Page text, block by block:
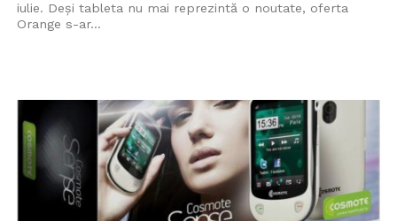
iulie. Deși tableta nu mai reprezintă o noutate, oferta
Orange s-ar...